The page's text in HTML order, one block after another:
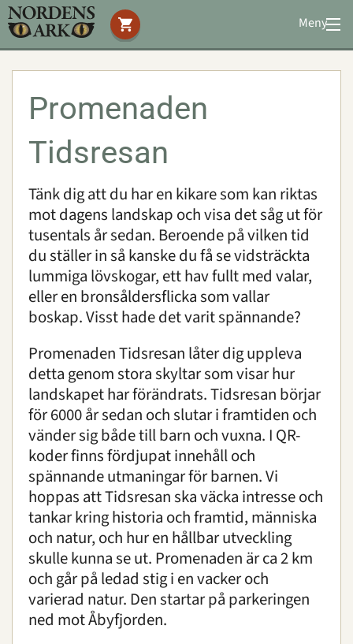
Meny
Stöd oss
Upplevelser
Grupper och skolor
Öppettider & priser
Hitta hit/parkering
Mat och dryck
Ekoparken
Kultur
Tidsresan
Kallbad
Djuren
Bevarande
Utbildning
Boende
Konferens
Promenaden
Tidsresan
Tänk dig att du har en kikare som kan riktas
mot dagens landskap och visa det såg ut för
tusentals år sedan. Beroende på vilken tid
du ställer in så kanske du få se vidsträckta
lummiga lövskogar, ett hav fullt med valar,
eller en bronsåldersflicka som vallar
boskap. Visst hade det varit spännande?
Promenaden Tidsresan låter dig uppleva
detta genom stora skyltar som visar hur
landskapet har förändrats. Tidsresan börjar
för 6000 år sedan och slutar i framtiden och
vänder sig både till barn och vuxna. I QR-
koder finns fördjupat innehåll och
spännande utmaningar för barnen. Vi
hoppas att Tidsresan ska väcka intresse och
tankar kring historia och framtid, människa
och natur, och hur en hållbar utveckling
skulle kunna se ut. Promenaden är ca 2 km
och går på ledad stig i en vacker och
varierad natur. Den startar på parkeringen
ned mot Åbyfjorden.